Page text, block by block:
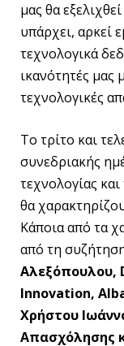
μας θα
υπάρχει, αρκεί
τεχνολογικά
ικανότητές μας
τεχνολογικές
Το τρίτο και
συνεδριακής
τεχνολογίας
θα
Κάποια από τα
από τη
Αλεξόπουλου,
Innovation,
Χρήστου
Απασχόλησης